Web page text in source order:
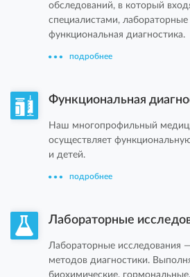
обследований, в который
специалистами, лабораторные
функциональная диагностика.
подробнее
Функциональная
Наш многопрофильный
осуществляет
и детей.
подробнее
Лабораторные
Лабораторные исследования
методов диагностики.
биохимические,